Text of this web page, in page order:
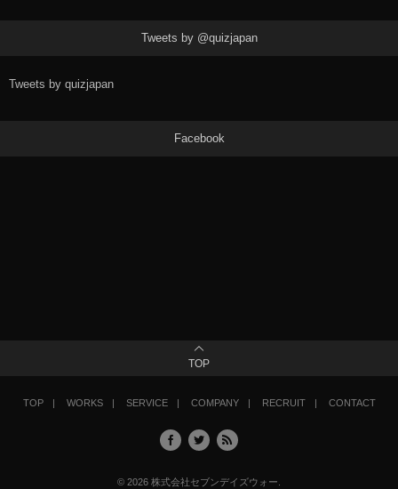
Tweets by @quizjapan
Tweets by quizjapan
Facebook
TOP
TOP WORKS SERVICE COMPANY RECRUIT CONTACT
© 2026 株式会社セブンデイズウォー